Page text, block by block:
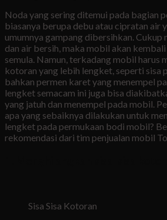
Noda yang sering ditemui pada bagian
biasanya berupa debu atau cipratan air
umumnya gampang dibersihkan. Cukup
dan air bersih, maka mobil akan
semula. Namun, terkadang mobil harus
kotoran yang lebih lengket, seperti sisa
bahkan permen karet yang menempel
lengket semacam ini juga bisa
yang jatuh dan menempel pada mobil.
apa yang sebaiknya dilakukan untuk
lengket pada permukaan bodi mobil?
rekomendasi dari tim penjualan mobil
Sisa Sisa Kotoran